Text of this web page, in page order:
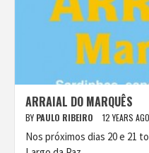
ARRAIAL DO MARQUÊS
BY PAULO RIBEIRO 12 YEARS AGO
Nos próximos dias 20 e 21